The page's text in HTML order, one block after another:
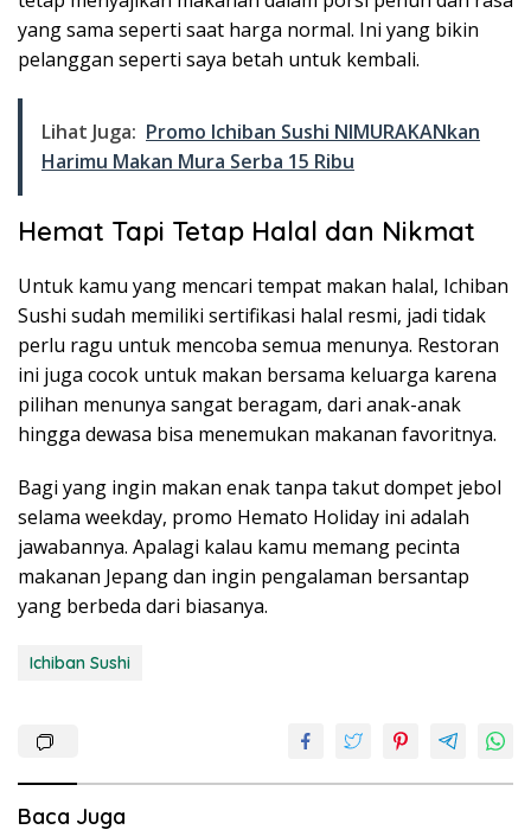
yang sama seperti saat harga normal. Ini yang bikin
pelanggan seperti saya betah untuk kembali.
Lihat Juga: Promo Ichiban Sushi NIMURAKANkan
Harimu Makan Mura Serba 15 Ribu
Hemat Tapi Tetap Halal dan Nikmat
Untuk kamu yang mencari tempat makan halal, Ichiban
Sushi sudah memiliki sertifikasi halal resmi, jadi tidak
perlu ragu untuk mencoba semua menunya. Restoran
ini juga cocok untuk makan bersama keluarga karena
pilihan menunya sangat beragam, dari anak-anak
hingga dewasa bisa menemukan makanan favoritnya.
Bagi yang ingin makan enak tanpa takut dompet jebol
selama weekday, promo Hemato Holiday ini adalah
jawabannya. Apalagi kalau kamu memang pecinta
makanan Jepang dan ingin pengalaman bersantap
yang berbeda dari biasanya.
Ichiban Sushi
Baca Juga